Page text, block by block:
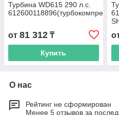
Турбина WD615 290 л.с.
от 81 312 ₸
Купить
О нас
Рейтинг не сформирован
Менее 5 отзывов за